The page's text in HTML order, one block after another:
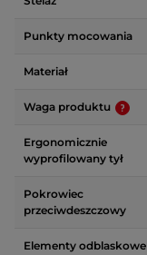
Punkty mocowania
Materiał
Waga produktu
Ergonomicznie
wyprofilowany tył
Pokrowiec
przeciwdeszczowy
Elementy odblaskowe